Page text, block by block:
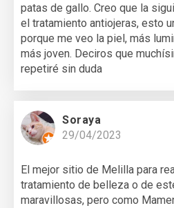
patas de gallo. Creo que la
el tratamiento antiojeras, esto
porque me veo la piel, más
más joven. Deciros que
repetiré sin duda
Soraya
29/04/2023
El mejor sitio de Melilla para
tratamiento de belleza o de
maravillosas, pero como